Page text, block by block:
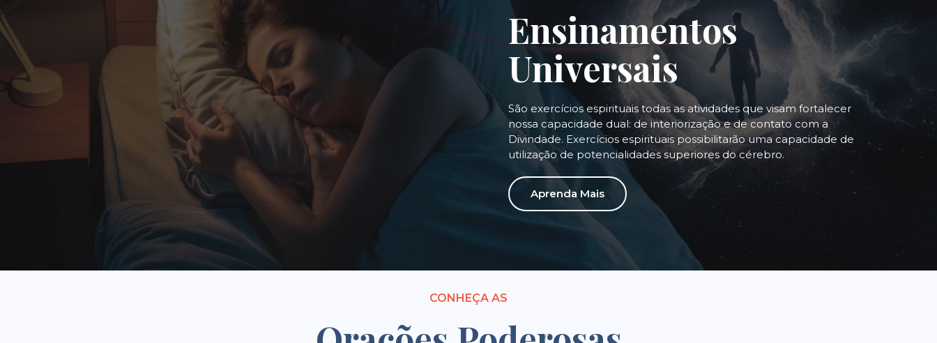
Ensinamentos
Universais
São exercícios espirituais todas as atividades que visam fortalecer
nossa capacidade dual: de interiorização e de contato com a
Divindade. Exercícios espirituais possibilitarão uma capacidade de
utilização de potencialidades superiores do cérebro.
Aprenda Mais
CONHEÇA AS